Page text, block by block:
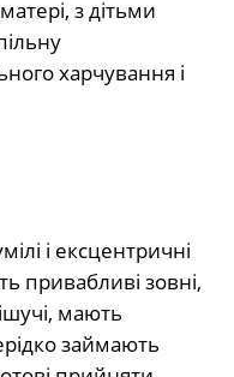
з дітьми
харчування і
і ексцентричні
привабливі зовні,
мають
займають